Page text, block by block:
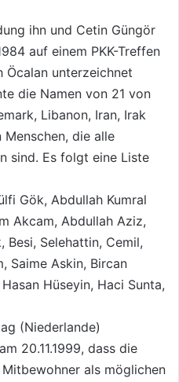
ihn und Cetin Güngör
auf einem PKK-Treffen
unterzeichnet
die Namen von 21 von
Libanon, Iran, Irak
die alle
sind. Es folgt eine Liste
Gök, Abdullah Kumral
Akcam, Abdullah Aziz,
Besi, Selehattin, Cemil,
Saime Askin, Bircan
Hüseyin, Haci Sunta,
(Niederlande)
20.11.1999, dass die
als möglichen